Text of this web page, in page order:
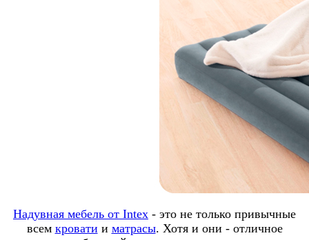
Надувная мебель от Intex - это не только привычные
всем кровати и матрасы. Хотя и они - отличное